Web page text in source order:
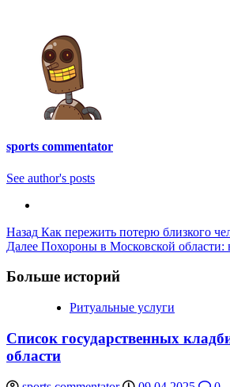
sports commentator
See author's posts
Post
Navigation
Назад Как пережить потерю близкого
Далее Похороны в Московской области:
Больше историй
Ритуальные услуги
Список государственных
области